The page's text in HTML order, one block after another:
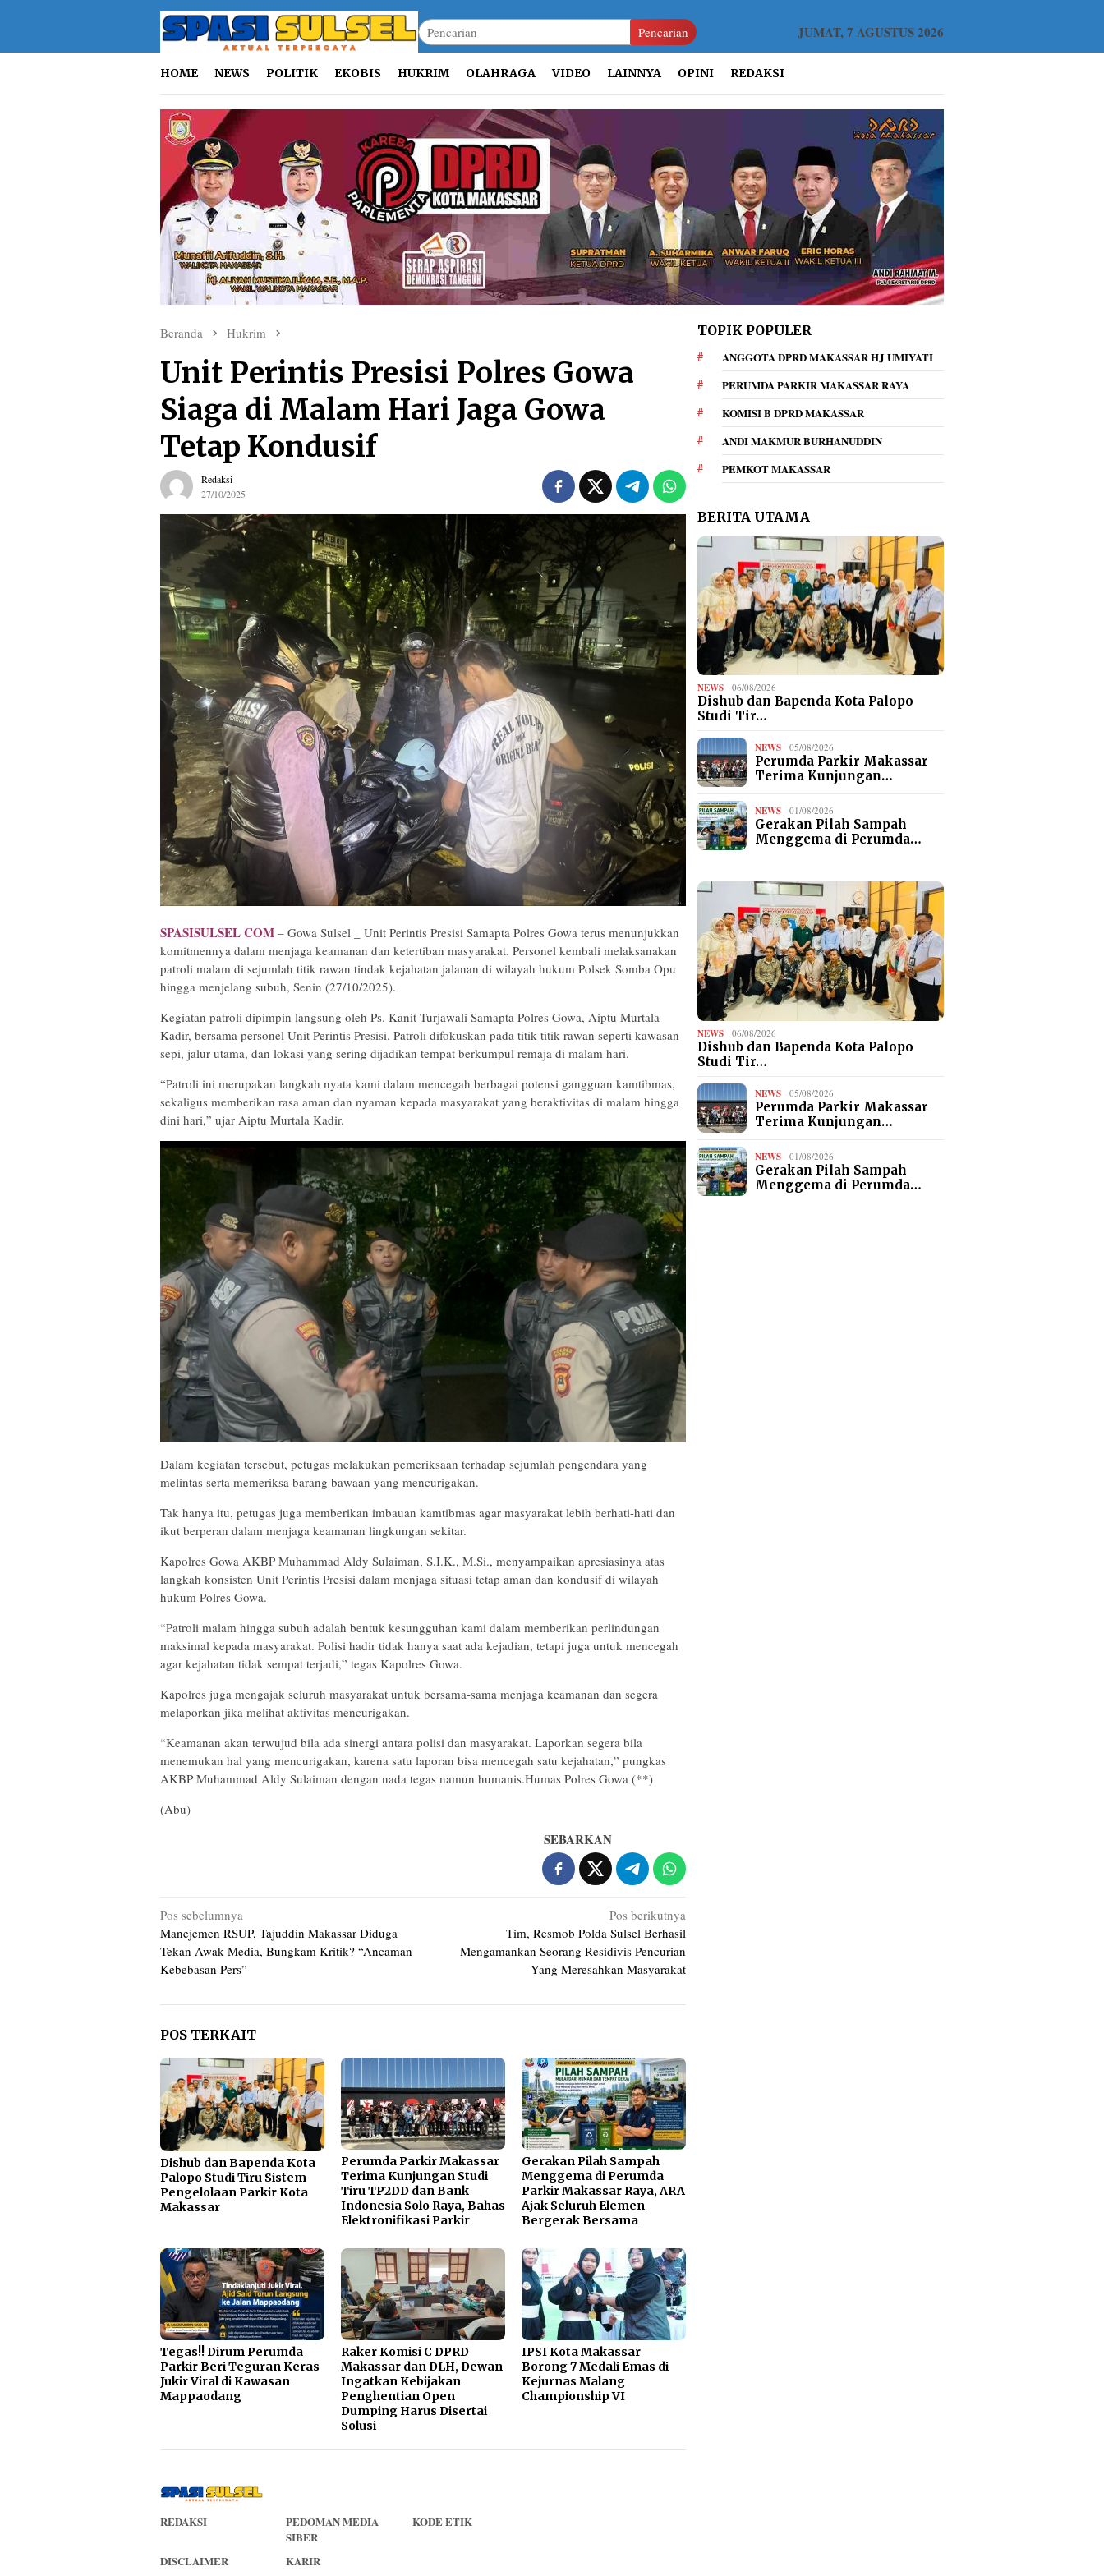
Pencarian JUMAT, 7 AGUSTUS 2026
HOME NEWS POLITIK EKOBIS HUKRIM OLAHRAGA VIDEO LAINNYA OPINI REDAKSI
Beranda Hukrim
Unit Perintis Presisi Polres Gowa
Siaga di Malam Hari Jaga Gowa
Tetap Kondusif
Redaksi
27/10/2025
SPASISULSEL COM – Gowa Sulsel _ Unit Perintis Presisi Samapta Polres Gowa terus menunjukkan
komitmennya dalam menjaga keamanan dan ketertiban masyarakat. Personel kembali melaksanakan
patroli malam di sejumlah titik rawan tindak kejahatan jalanan di wilayah hukum Polsek Somba Opu
hingga menjelang subuh, Senin (27/10/2025).
Kegiatan patroli dipimpin langsung oleh Ps. Kanit Turjawali Samapta Polres Gowa, Aiptu Murtala
Kadir, bersama personel Unit Perintis Presisi. Patroli difokuskan pada titik-titik rawan seperti kawasan
sepi, jalur utama, dan lokasi yang sering dijadikan tempat berkumpul remaja di malam hari.
“Patroli ini merupakan langkah nyata kami dalam mencegah berbagai potensi gangguan kamtibmas,
sekaligus memberikan rasa aman dan nyaman kepada masyarakat yang beraktivitas di malam hingga
dini hari,” ujar Aiptu Murtala Kadir.
Dalam kegiatan tersebut, petugas melakukan pemeriksaan terhadap sejumlah pengendara yang
melintas serta memeriksa barang bawaan yang mencurigakan.
Tak hanya itu, petugas juga memberikan imbauan kamtibmas agar masyarakat lebih berhati-hati dan
ikut berperan dalam menjaga keamanan lingkungan sekitar.
Kapolres Gowa AKBP Muhammad Aldy Sulaiman, S.I.K., M.Si., menyampaikan apresiasinya atas
langkah konsisten Unit Perintis Presisi dalam menjaga situasi tetap aman dan kondusif di wilayah
hukum Polres Gowa.
“Patroli malam hingga subuh adalah bentuk kesungguhan kami dalam memberikan perlindungan
maksimal kepada masyarakat. Polisi hadir tidak hanya saat ada kejadian, tetapi juga untuk mencegah
agar kejahatan tidak sempat terjadi,” tegas Kapolres Gowa.
Kapolres juga mengajak seluruh masyarakat untuk bersama-sama menjaga keamanan dan segera
melaporkan jika melihat aktivitas mencurigakan.
“Keamanan akan terwujud bila ada sinergi antara polisi dan masyarakat. Laporkan segera bila
menemukan hal yang mencurigakan, karena satu laporan bisa mencegah satu kejahatan,” pungkas
AKBP Muhammad Aldy Sulaiman dengan nada tegas namun humanis.Humas Polres Gowa (**)
(Abu)
SEBARKAN
Navigasi
pos
Pos sebelumnya
Manejemen RSUP, Tajuddin Makassar Diduga
Tekan Awak Media, Bungkam Kritik? “Ancaman
Kebebasan Pers”
Pos berikutnya
Tim, Resmob Polda Sulsel Berhasil
Mengamankan Seorang Residivis Pencurian
Yang Meresahkan Masyarakat
POS TERKAIT
Dishub dan Bapenda Kota
Palopo Studi Tiru Sistem
Pengelolaan Parkir Kota
Makassar
Perumda Parkir Makassar
Terima Kunjungan Studi
Tiru TP2DD dan Bank
Indonesia Solo Raya, Bahas
Elektronifikasi Parkir
Gerakan Pilah Sampah
Menggema di Perumda
Parkir Makassar Raya, ARA
Ajak Seluruh Elemen
Bergerak Bersama
Tegas!! Dirum Perumda
Parkir Beri Teguran Keras
Jukir Viral di Kawasan
Mappaodang
Raker Komisi C DPRD
Makassar dan DLH, Dewan
Ingatkan Kebijakan
Penghentian Open
Dumping Harus Disertai
Solusi
IPSI Kota Makassar
Borong 7 Medali Emas di
Kejurnas Malang
Championship VI
TOPIK POPULER
ANGGOTA DPRD MAKASSAR HJ UMIYATI
PERUMDA PARKIR MAKASSAR RAYA
KOMISI B DPRD MAKASSAR
ANDI MAKMUR BURHANUDDIN
PEMKOT MAKASSAR
BERITA UTAMA
NEWS 06/08/2026
Dishub dan Bapenda Kota Palopo
Studi Tir…
NEWS 05/08/2026
Perumda Parkir Makassar
Terima Kunjungan…
NEWS 01/08/2026
Gerakan Pilah Sampah
Menggema di Perumda…
NEWS 06/08/2026
Dishub dan Bapenda Kota Palopo
Studi Tir…
NEWS 05/08/2026
Perumda Parkir Makassar
Terima Kunjungan…
NEWS 01/08/2026
Gerakan Pilah Sampah
Menggema di Perumda…
REDAKSI
PEDOMAN MEDIA
SIBER
KODE ETIK
DISCLAIMER KARIR